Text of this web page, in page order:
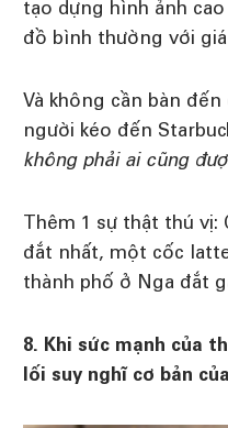
tạo dựng hình ảnh
đồ bình thường với
Và không cần bàn
người kéo đến
không phải ai cũng
Thêm 1 sự thật thú vị:
đắt nhất, một cốc
thành phố ở Nga đắt
8. Khi sức mạnh của
lối suy nghĩ cơ bản